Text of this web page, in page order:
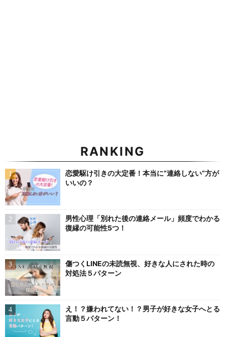
RANKING
恋愛駆け引きの大定番！本当に”連絡しない”方が
いいの？
男性心理「別れた後の連絡メール」頻度でわかる
復縁の可能性5つ！
傷つくLINEの未読無視、好きな人にされた時の
対処法５パターン
え！？嫌われてない！？男子が好きな女子へとる
言動５パターン！